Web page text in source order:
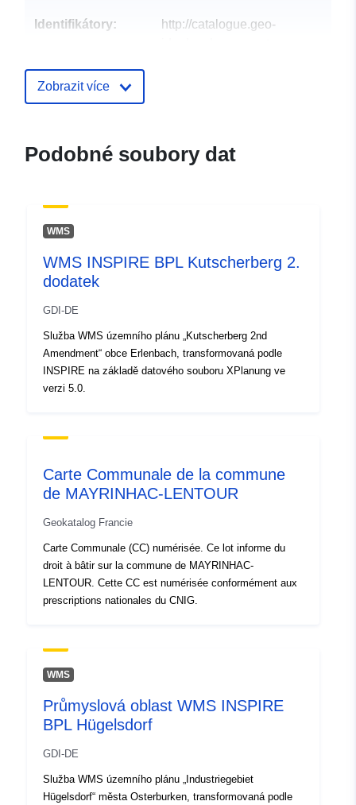
Identifikátory:
http://catalogue.geo-
uriRef:
http://data.europa.eu/88u/dataset/
Typ:
http://inspire.ec.europa.eu/
codelist/SpatialDataServiceType/
Zobrazit více
Podobné soubory dat
WMS
WMS INSPIRE BPL Kutscherberg 2.
dodatek
GDI-DE
Služba WMS územního plánu „Kutscherberg 2nd
Amendment“ obce Erlenbach, transformovaná podle
INSPIRE na základě datového souboru XPlanung ve
verzi 5.0.
Carte Communale de la commune
de MAYRINHAC-LENTOUR
Geokatalog Francie
Carte Communale (CC) numérisée. Ce lot informe du
droit à bâtir sur la commune de MAYRINHAC-
LENTOUR. Cette CC est numérisée conformément aux
prescriptions nationales du CNIG.
WMS
Průmyslová oblast WMS INSPIRE
BPL Hügelsdorf
GDI-DE
Služba WMS územního plánu „Industriegebiet
Hügelsdorf“ města Osterburken, transformovaná podle